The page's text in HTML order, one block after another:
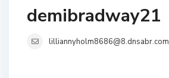
demibradway21
lilliannyholm8686@8.dnsabr.com